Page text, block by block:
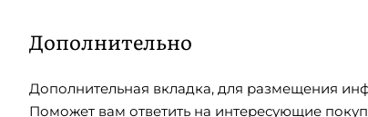
Дополнительно
Дополнительная вкладка, для размещения
Поможет вам ответить на интересующие